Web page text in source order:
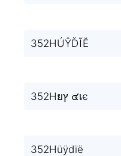
352HÚŶĎĨĔ
352Hยץ ๔เє
352Hüÿdïë